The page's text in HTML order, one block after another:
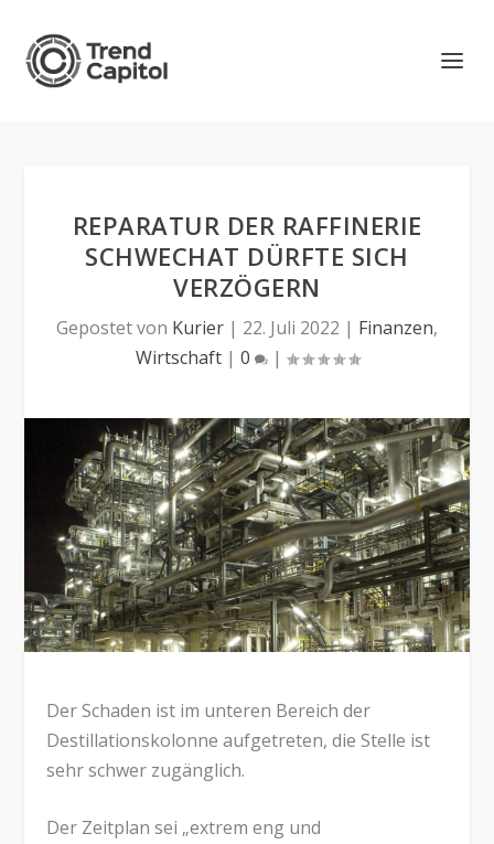
REPARATUR DER RAFFINERIE
SCHWECHAT DÜRFTE SICH
VERZÖGERN
Gepostet von Kurier | 22. Juli 2022 | Finanzen,
Wirtschaft| 0 |
Der Schaden ist im unteren Bereich der
Destillationskolonne aufgetreten, die Stelle ist
sehr schwer zugänglich.
Der Zeitplan sei „extrem eng und